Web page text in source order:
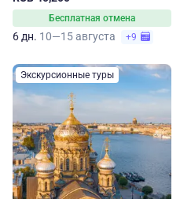
Бесплатная отмена
6 дн. 10—15 августа +9
Экскурсионные туры